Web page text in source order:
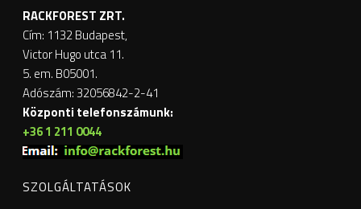
RACKFOREST ZRT.
Cím: 1132 Budapest,
Victor Hugo utca 11.
5. em. B05001.
Adószám: 32056842-2-41
Központi telefonszámunk:
+36 1 211 0044
SZOLGÁLTATÁSOK